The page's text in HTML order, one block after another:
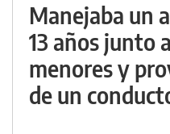
Manejaba un
13 años junto
menores y
de un